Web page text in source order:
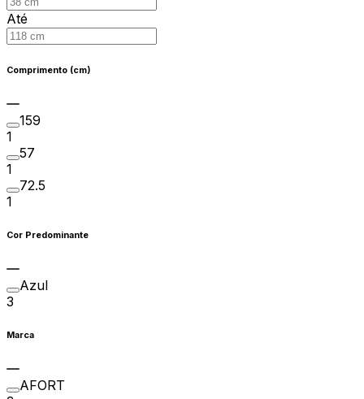
Até
Comprimento (cm)
159
1
57
1
72.5
1
Cor Predominante
Azul
3
Marca
AFORT